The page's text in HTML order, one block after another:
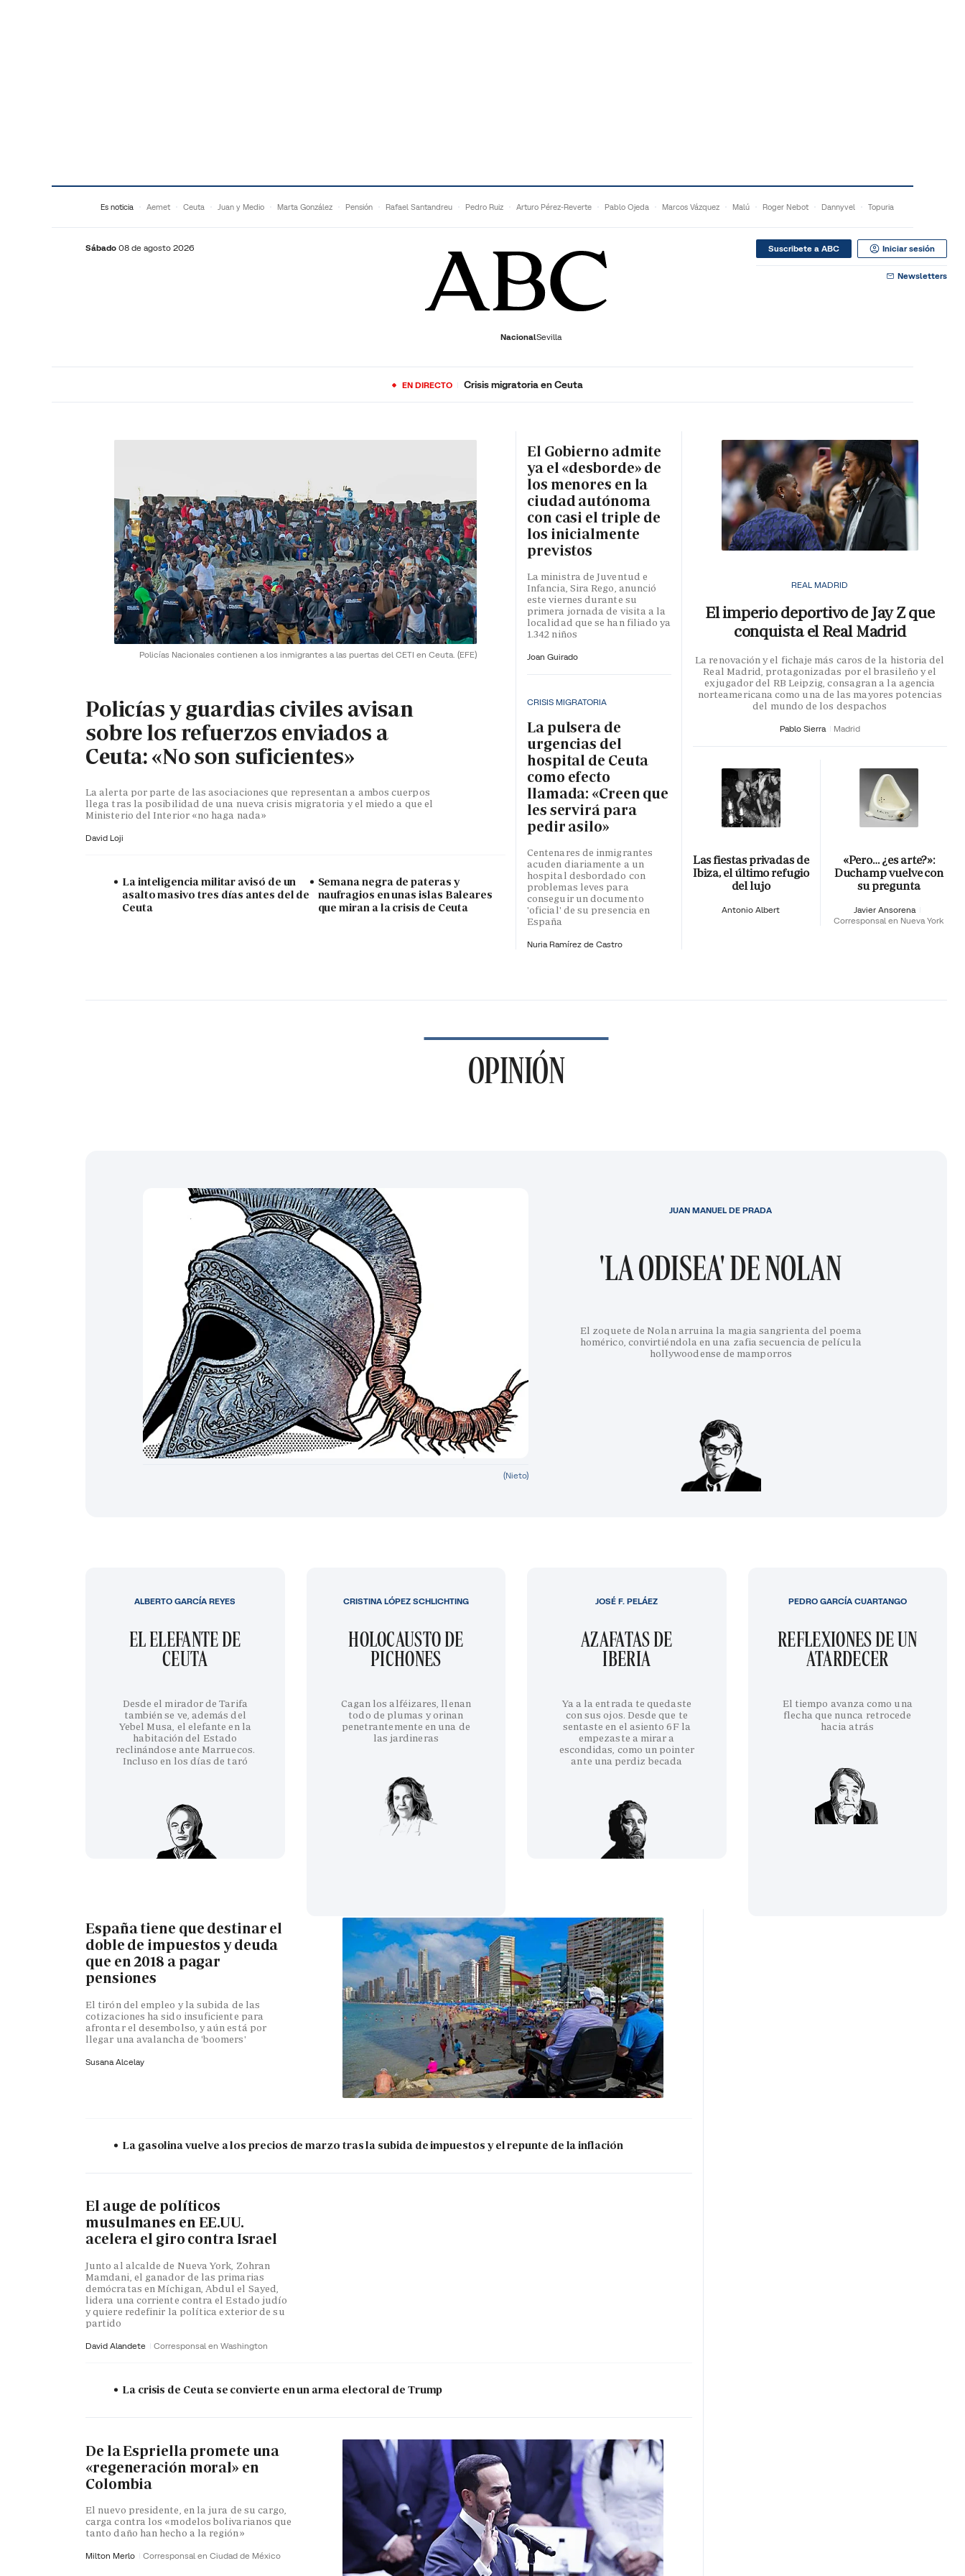
Es noticia Aemet Ceuta Juan y Medio Marta González Pensión Rafael Santandreu Pedro Ruiz Arturo Pérez-Reverte Pablo Ojeda Marcos Vázquez Malú Roger Nebot Dannyvel Topuria
Sábado 08 de agosto 2026
NacionalSevilla
Suscribete a ABC Iniciar sesión
Newsletters
ECONOMÍADEPORTES SOCIEDADCULTURAGENTEPLAY
EN DIRECTO Crisis migratoria en Ceuta
Policías Nacionales contienen a los inmigrantes a las puertas del CETI en Ceuta. (EFE)
Policías y guardias civiles avisan
sobre los refuerzos enviados a
Ceuta: «No son suficientes»
La alerta por parte de las asociaciones que representan a ambos cuerpos
llega tras la posibilidad de una nueva crisis migratoria y el miedo a que el
Ministerio del Interior «no haga nada»
David Loji
La inteligencia militar avisó de un
asalto masivo tres días antes del de
Ceuta
Semana negra de pateras y
naufragios en unas islas Baleares
que miran a la crisis de Ceuta
El Gobierno admite
ya el «desborde» de
los menores en la
ciudad autónoma
con casi el triple de
los inicialmente
previstos
La ministra de Juventud e
Infancia, Sira Rego, anunció
este viernes durante su
primera jornada de visita a la
localidad que se han filiado ya
1.342 niños
Joan Guirado
CRISIS MIGRATORIA
La pulsera de
urgencias del
hospital de Ceuta
como efecto
llamada: «Creen que
les servirá para
pedir asilo»
Centenares de inmigrantes
acuden diariamente a un
hospital desbordado con
problemas leves para
conseguir un documento
'oficial' de su presencia en
España
Nuria Ramírez de Castro
REAL MADRID
El imperio deportivo de Jay Z que
conquista el Real Madrid
La renovación y el fichaje más caros de la historia del
Real Madrid, protagonizadas por el brasileño y el
exjugador del RB Leipzig, consagran a la agencia
norteamericana como una de las mayores potencias
del mundo de los despachos
Pablo Sierra Madrid
Las fiestas privadas de
Ibiza, el último refugio
del lujo
Antonio Albert
«Pero… ¿es arte?»:
Duchamp vuelve con
su pregunta
Javier Ansorena
Corresponsal en Nueva York
OPINIÓN
(Nieto)
'LA ODISEA' DE NOLAN
El zoquete de Nolan arruina la magia sangrienta del poema
homérico, convirtiéndola en una zafia secuencia de película
hollywoodense de mamporros
JUAN MANUEL DE PRADA
EL ELEFANTE DE
CEUTA
Desde el mirador de Tarifa
también se ve, además del
Yebel Musa, el elefante en la
habitación del Estado
reclinándose ante Marruecos.
Incluso en los días de taró
ALBERTO GARCÍA REYES
HOLOCAUSTO DE
PICHONES
Cagan los alféizares, llenan
todo de plumas y orinan
penetrantemente en una de
las jardineras
CRISTINA LÓPEZ SCHLICHTING
AZAFATAS DE
IBERIA
Ya a la entrada te quedaste
con sus ojos. Desde que te
sentaste en el asiento 6F la
empezaste a mirar a
escondidas, como un pointer
ante una perdiz becada
JOSÉ F. PELÁEZ
REFLEXIONES DE UN
ATARDECER
El tiempo avanza como una
flecha que nunca retrocede
hacia atrás
PEDRO GARCÍA CUARTANGO
España tiene que destinar el
doble de impuestos y deuda
que en 2018 a pagar
pensiones
El tirón del empleo y la subida de las
cotizaciones ha sido insuficiente para
afrontar el desembolso, y aún está por
llegar una avalancha de 'boomers'
Susana Alcelay
La gasolina vuelve a los precios de marzo tras la subida de impuestos y el repunte de la inflación
El auge de políticos
musulmanes en EE.UU.
acelera el giro contra Israel
Junto al alcalde de Nueva York, Zohran
Mamdani, el ganador de las primarias
demócratas en Míchigan, Abdul el Sayed,
lidera una corriente contra el Estado judío
y quiere redefinir la política exterior de su
partido
David Alandete Corresponsal en Washington
La crisis de Ceuta se convierte en un arma electoral de Trump
De la Espriella promete una
«regeneración moral» en
Colombia
El nuevo presidente, en la jura de su cargo,
carga contra los «modelos bolivarianos que
tanto daño han hecho a la región»
Milton Merlo Corresponsal en Ciudad de México